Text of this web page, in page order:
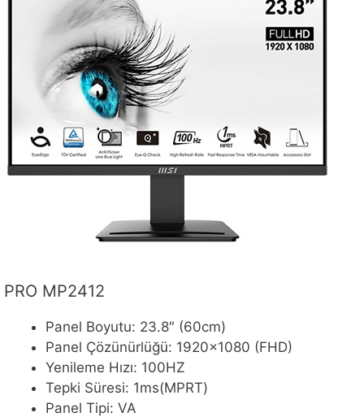
PRO MP2412
Panel Boyutu: 23.8″ (60cm)
Panel Çözünürlüğü: 1920×1080 (FHD)
Yenileme Hızı: 100HZ
Tepki Süresi: 1ms(MPRT)
Panel Tipi: VA